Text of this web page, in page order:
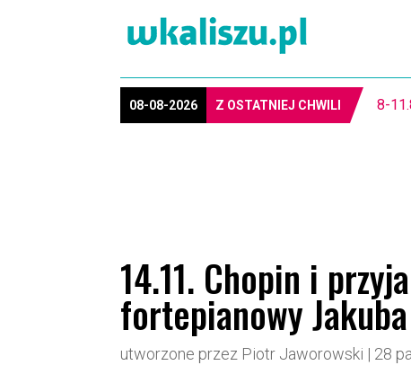
08-08-2026 Z OSTATNIEJ CHWILI 8-
14.11. Chopin i
fortepianowy
utworzone przez Piotr Jaworowski | 28